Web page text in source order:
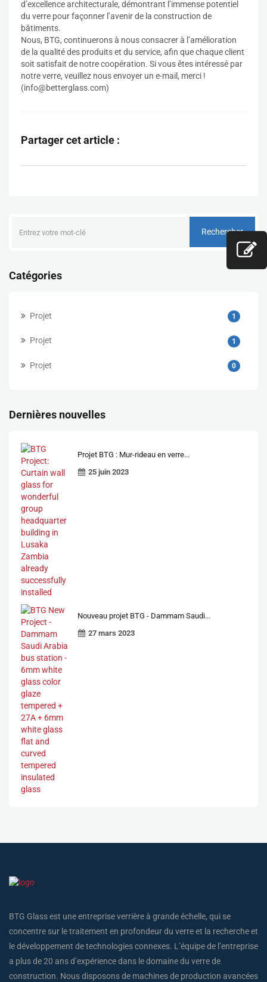
d’excellence architecturale, démontrant l’immense potentiel
du verre pour façonner l’avenir de la construction de
bâtiments.
Nous, BTG, continuerons à nous consacrer à l’amélioration
de la qualité des produits et du service, afin que chaque client
soit satisfait de notre coopération. Si vous êtes intéressé par
notre verre, veuillez nous envoyer un e-mail, merci !
(info@betterglass.com)
Partager cet article :
Rechercher
Catégories
Projet 1
Projet 1
Projet 0
Dernières nouvelles
Projet BTG : Mur-rideau en verre...
25 juin 2023
Nouveau projet BTG - Dammam Saudi...
27 mars 2023
BTG Glass est une entreprise verrière à grande échelle, qui se
concentre sur le traitement en profondeur du verre et la recherche et
le développement de technologies connexes. L’équipe de l’entreprise
a plus de 20 ans d’expérience dans le domaine du verre de
construction. Nous disposons de machines de production avancées